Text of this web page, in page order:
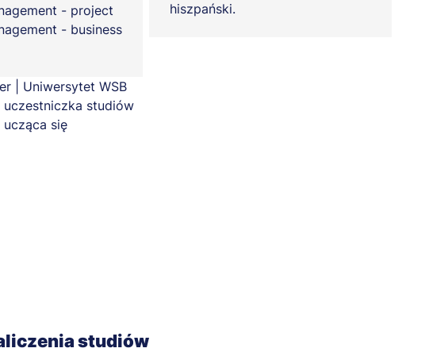
- project
- business
hiszpański.
studiów